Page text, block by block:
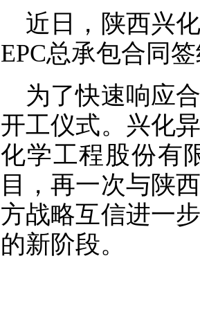
近日，陕西兴
EPC总承包合同
为了快速响应
开工仪式。兴化
化学工程股份有
目，再一次与陕
方战略互信进一
的新阶段。